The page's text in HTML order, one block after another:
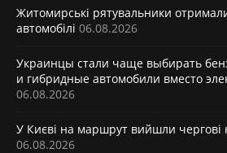
Житомирські рятувальники
автомобілі 06.08.2026
Украинцы стали чаще выбирать
и гибридные автомобили вместо
06.08.2026
У Києві на маршрут вийшли чергові
06.08.2026